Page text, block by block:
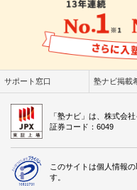
サポート窓口 塾ナビ掲載
「塾ナビ」は、株式会
証券コード：6049
このサイトは個人情報
す。